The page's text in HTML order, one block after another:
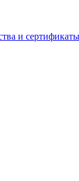
и сертификаты